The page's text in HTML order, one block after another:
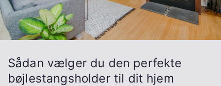
Sådan vælger du den perfekte
bøjlestangsholder til dit hjem